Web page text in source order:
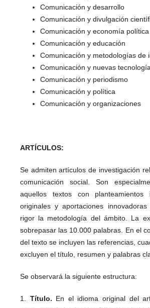
Comunicación y desarrollo
Comunicación y divulgación
Comunicación y economía política
Comunicación y educación
Comunicación y metodologías de
Comunicación y nuevas
Comunicación y periodismo
Comunicación y política
Comunicación y organizaciones
ARTÍCULOS:
Se admiten artículos de investigación
comunicación social. Son
aquellos textos con planteamientos
originales y aportaciones
rigor la metodología del ámbito. La
sobrepasar las 10.000 palabras. En el
del texto se incluyen las referencias,
excluyen el título, resumen y palabras
Se observará la siguiente estructura:
1. Título. En el idioma original del